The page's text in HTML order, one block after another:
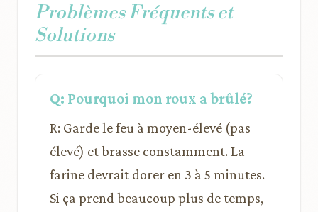
Problèmes Fréquents et
Solutions
Q: Pourquoi mon roux a brûlé?
R: Garde le feu à moyen-élevé (pas
élevé) et brasse constamment. La
farine devrait dorer en 3 à 5 minutes.
Si ça prend beaucoup plus de temps,